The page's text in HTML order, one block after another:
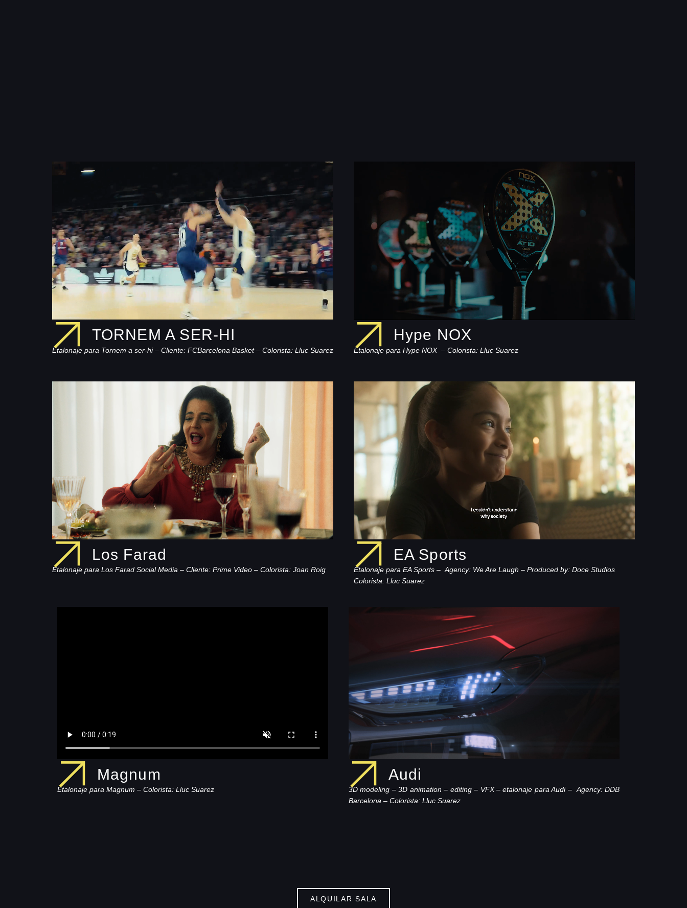
TORNEM A SER-HI
Etalonaje para Tornem a ser-hi – Cliente: FCBarcelona Basket – Colorista: Lluc Suarez
Hype NOX
Etalonaje para Hype NOX – Colorista: Lluc Suarez
Los Farad
Etalonaje para Los Farad Social Media – Cliente: Prime Video – Colorista: Joan Roig
EA Sports
Etalonaje para EA Sports –Agency: We Are Laugh – Produced by: Doce Studios
Colorista: Lluc Suarez
Magnum
Etalonaje para Magnum – Colorista: Lluc Suarez
Audi
3D modeling – 3D animation – editing – VFX – etalonaje para Audi –Agency: DDB
Barcelona – Colorista: Lluc Suarez
ALQUILAR SALA